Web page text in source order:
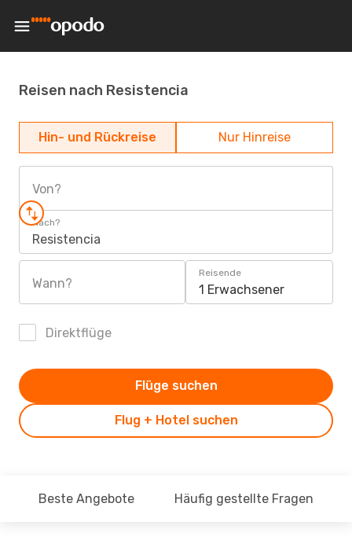
Reisen nach Resistencia
Hin- und Rückreise Nur Hinreise
Von?
Nach?
Resistencia
Wann?
Reisende
1 Erwachsener
Direktflüge
Flug + Hotel suchen
Flüge suchen
Beste Angebote Häufig gestellte Fragen